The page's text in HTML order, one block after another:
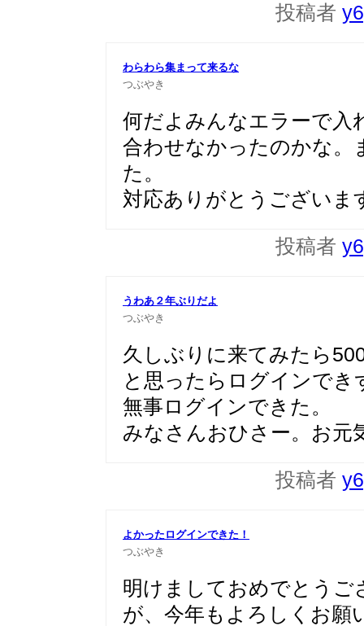
投稿者
わらわら集まって来るな
つぶやき
何だよみんなエラーで入
合わせなかったのかな。
た。
対応ありがとうございま
投稿者
うわあ２年ぶりだよ
つぶやき
久しぶりに来てみたら
と思ったらログインで
無事ログインできた。
みなさんおひさー。お元
投稿者
よかったログインできた！
つぶやき
明けましておめでとうご
が、今年もよろしくお願